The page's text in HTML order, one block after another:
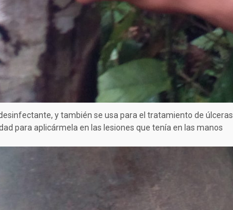
y también se usa para el tratamiento de úlceras.
para aplicármela en las lesiones que tenía en las manos